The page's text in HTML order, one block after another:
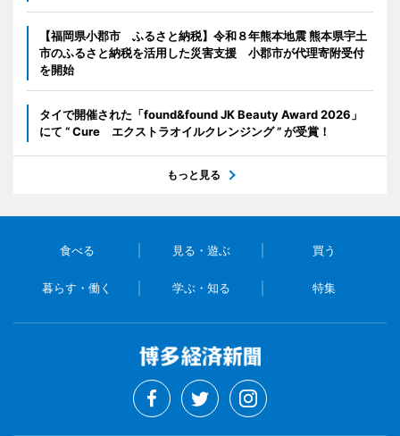
【福岡県小郡市 ふるさと納税】令和８年熊本地震 熊本県宇土
市のふるさと納税を活用した災害支援 小郡市が代理寄附受付
を開始
タイで開催された「found&found JK Beauty Award 2026」
にて “ Cure エクストラオイルクレンジング ” が受賞！
もっと見る
食べる 見る・遊ぶ 買う
暮らす・働く 学ぶ・知る 特集